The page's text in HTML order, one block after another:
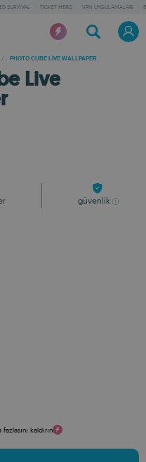
SURVIVAL TICKET HERO VPN UYGULAMALARI
/ PHOTO CUBE LIVE WALLPAPER
Live
güvenlik
kaldırın